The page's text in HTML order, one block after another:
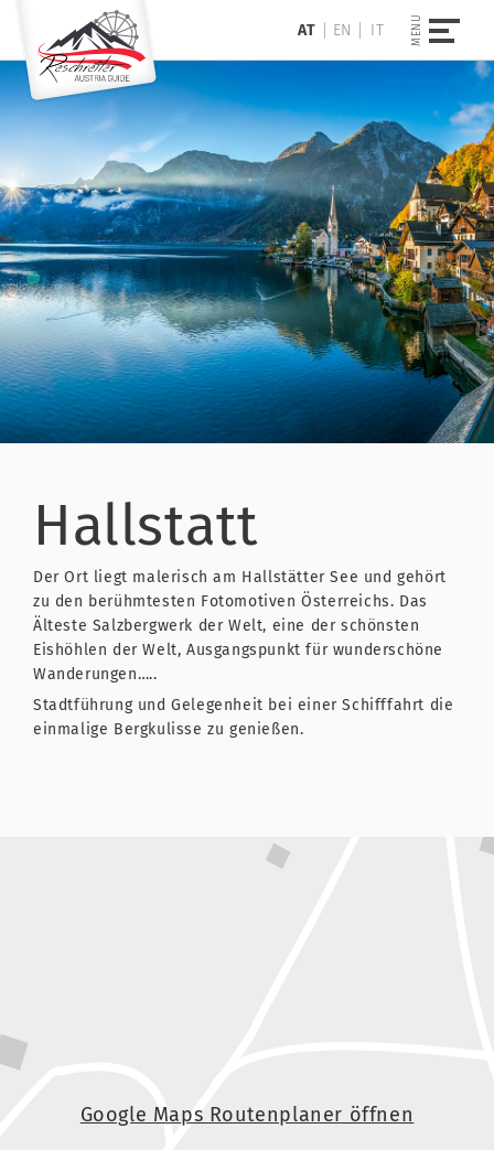
AT EN IT
Hallstatt
Der Ort liegt malerisch am Hallstätter See und gehört
zu den berühmtesten Fotomotiven Österreichs. Das
Älteste Salzbergwerk der Welt, eine der schönsten
Eishöhlen der Welt, Ausgangspunkt für wunderschöne
Wanderungen…..
Stadtführung und Gelegenheit bei einer Schifffahrt die
einmalige Bergkulisse zu genießen.
Google Maps Routenplaner öffnen